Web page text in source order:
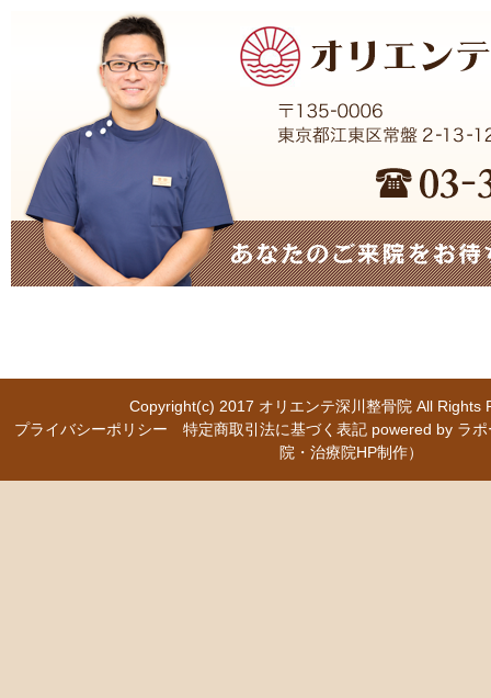
Copyright(c) 2017 オリエンテ深川整骨院 All
プライバシーポリシー
特定商取引法に基づく表記 powered by ラ
院・治療院HP制作）